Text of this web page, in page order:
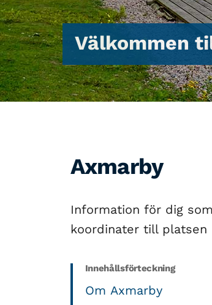
Välkommen
Axmarby
Information för dig
koordinater till platsen
Innehållsförteckning
Om Axmarby